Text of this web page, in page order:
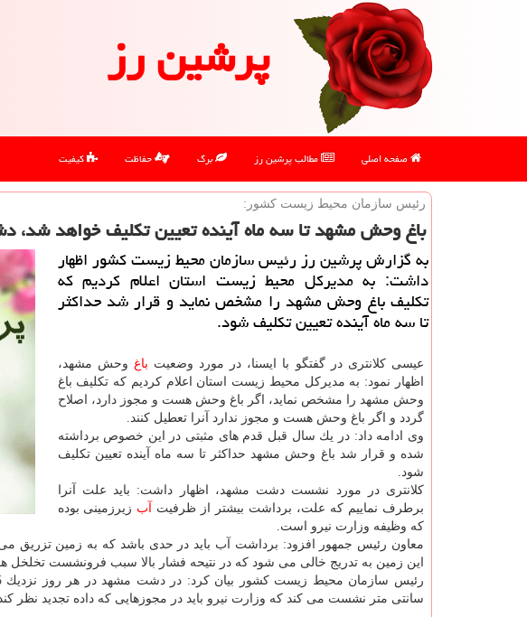
پرشین رز
صفحه اصلی مطالب پرشین رز برگ حفاظت کیفیت
رئیس سازمان محیط زیست كشور:
باغ وحش مشهد تا سه ماه آینده تعیین تكلیف خواهد شد، دشت مشهد سالی 20
به گزارش پرشین رز رئیس سازمان محیط زیست كشور اظهار
داشت: به مدیركل محیط زیست استان اعلام كردیم كه
تكلیف باغ وحش مشهد را مشخص نماید و قرار شد حداكثر
تا سه ماه آینده تعیین تكلیف شود.
عیسی كلانتری در گفتگو با ایسنا، در مورد وضعیت باغ وحش مشهد،
اظهار نمود: به مدیركل محیط زیست استان اعلام كردیم كه تكلیف باغ
وحش مشهد را مشخص نماید، اگر باغ وحش هست و مجوز دارد، اصلاح
گردد و اگر باغ وحش هست و مجوز ندارد آنرا تعطیل كنند.
وی ادامه داد: در یك سال قبل قدم های مثبتی در این خصوص برداشته
شده و قرار شد باغ وحش مشهد حداكثر تا سه ماه آینده تعیین تكلیف
شود.
كلانتری در مورد نشست دشت مشهد، اظهار داشت: باید علت آنرا
برطرف نماییم كه علت، برداشت بیشتر از ظرفیت
آب زیرزمینی بوده
كه وظیفه وزارت نیرو است.
معاون رئیس جمهور افزود: برداشت آب باید در حدی باشد كه به زمین تزریق
این زمین به تدریج خالی می شود كه در نتیحه فشار بالا سبب فرونشست تخلخل
سانتی متر نشست می كند كه وزارت نیرو باید در مجوزهایی كه داده تجدید نظر